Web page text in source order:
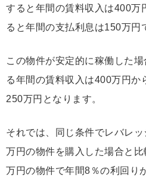
すると年間の賃料収入は400万
ると年間の支払利息は150万円
この物件が安定的に稼働した
る年間の賃料収入は400万円か
250万円となります。
それでは、同じ条件でレバレ
万円の物件を購入した場合と
万円の物件で年間8％の利回り